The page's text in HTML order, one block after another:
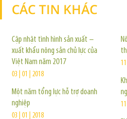
CÁC TIN KHÁC
Cập nhật tình hình sản xuất –
xuất khẩu nông sản chủ lực của
Việt Nam năm 2017
03 | 01 | 2018
Một năm tổng lực hỗ trợ doanh
nghiệp
03 | 01 | 2018